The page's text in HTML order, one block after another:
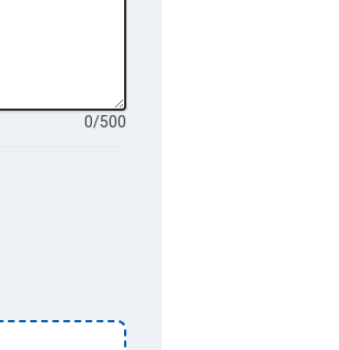
0/500